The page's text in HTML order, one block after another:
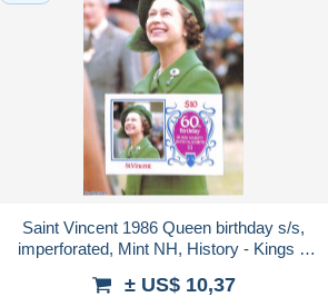
Saint Vincent 1986 Queen birthday s/s,
imperforated, Mint NH, History - Kings &
± US$ 10,37